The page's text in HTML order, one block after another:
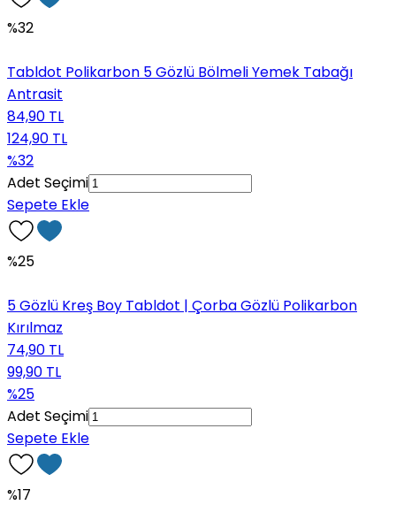
%32
Tabldot Polikarbon 5 Gözlü Bölmeli Yemek Tabağı
Antrasit
84,90 TL
124,90 TL
%32
Adet Seçimi
Sepete Ekle
%25
5 Gözlü Kreş Boy Tabldot | Çorba Gözlü Polikarbon
Kırılmaz
74,90 TL
99,90 TL
%25
Adet Seçimi
Sepete Ekle
%17